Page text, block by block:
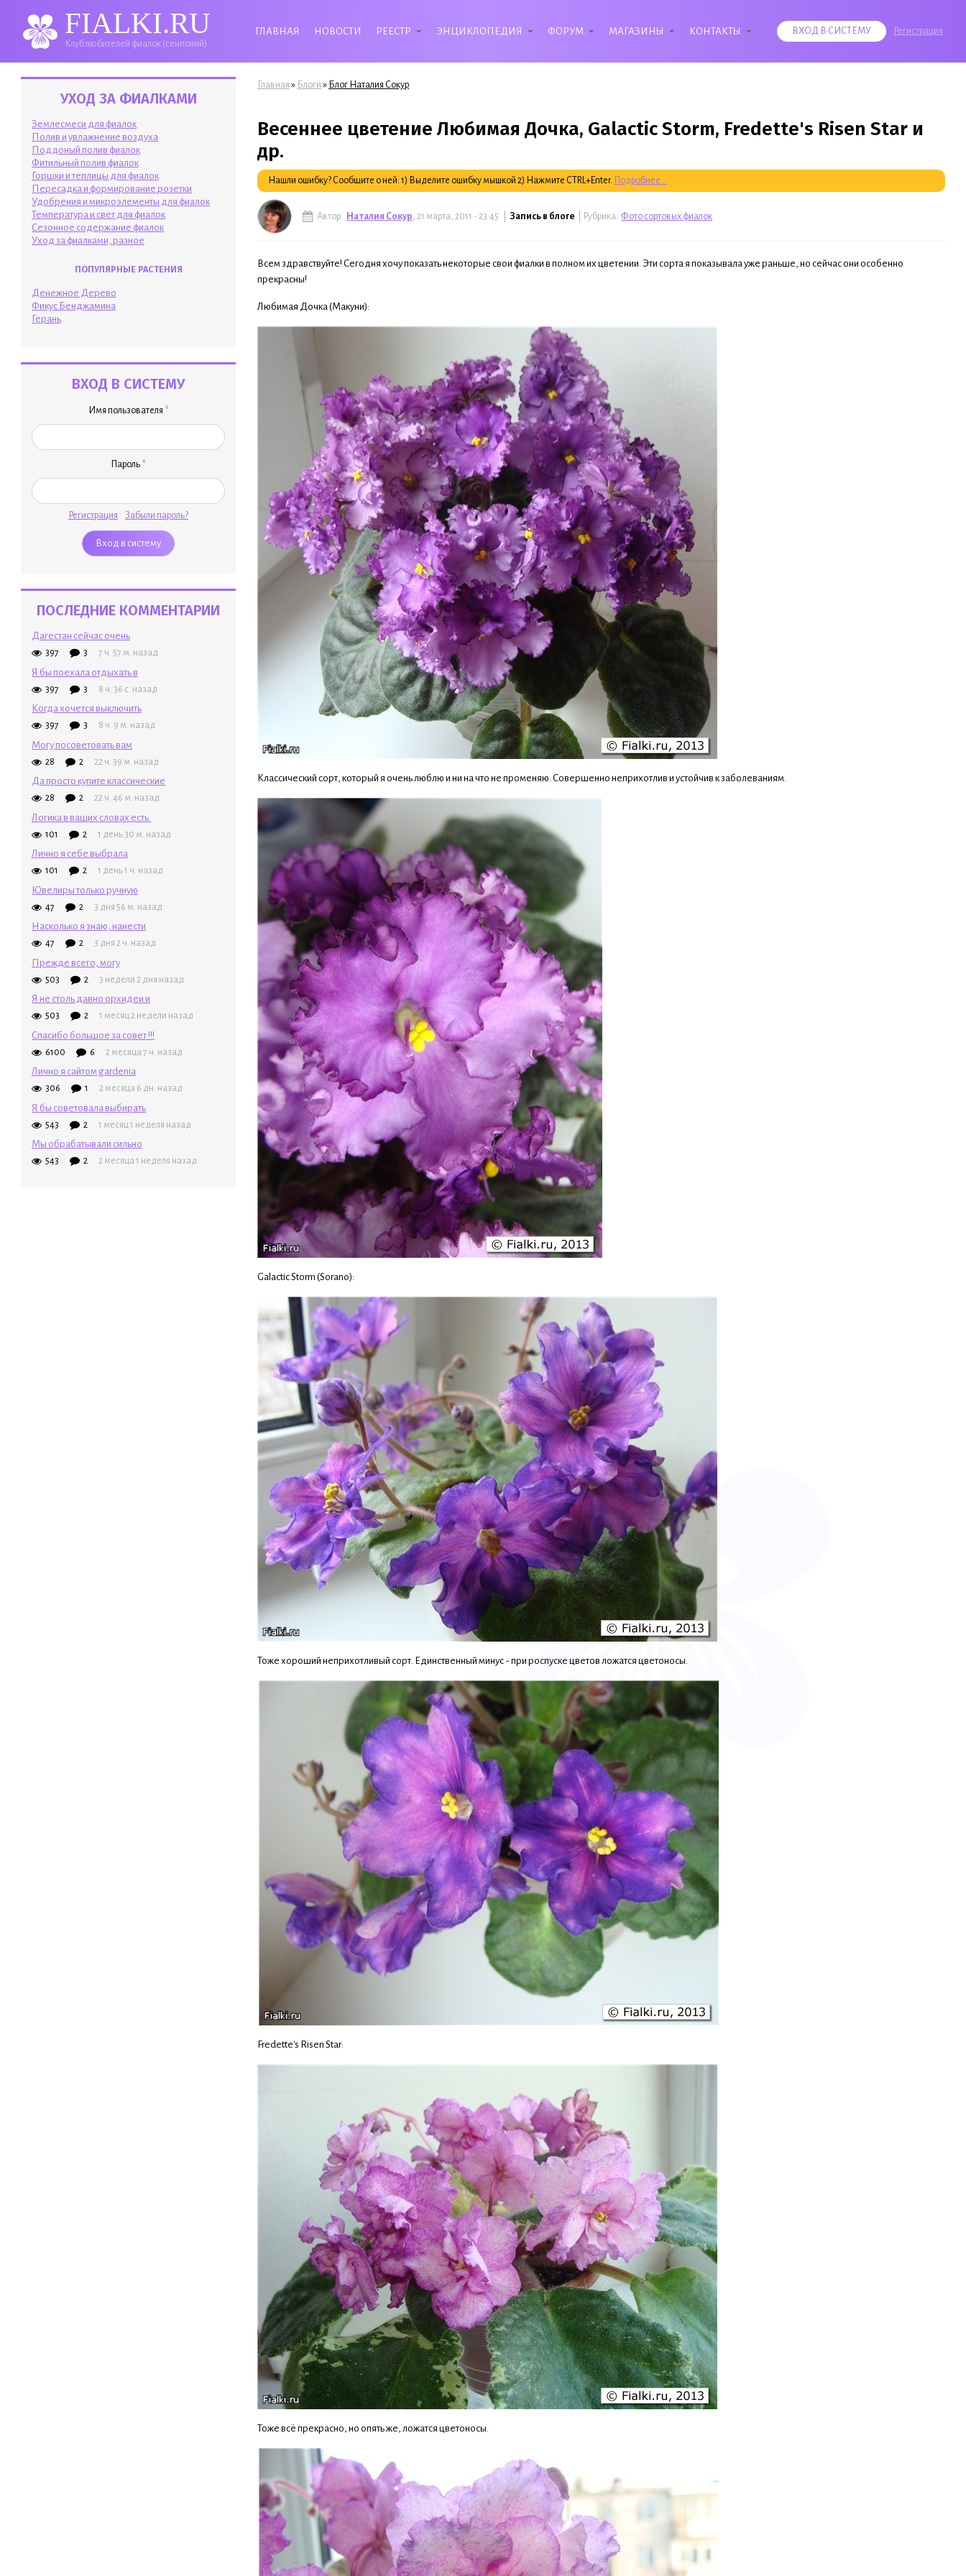
FIALKI.RU
Клуб любителей фиалок (сенполий)
ГЛАВНАЯ НОВОСТИ РЕЕСТР ЭНЦИКЛОПЕДИЯ ФОРУМ МАГАЗИНЫ КОНТАКТЫ ВХОД В СИСТЕМУ Регистрация
УХОД ЗА ФИАЛКАМИ
Землесмеси для фиалок
Полив и увлажнение воздуха
Поддоный полив фиалок
Фитильный полив фиалок
Горшки и теплицы для фиалок
Пересадка и формирование розетки
Удобрения и микроэлементы для фиалок
Температура и свет для фиалок
Сезонное содержание фиалок
Уход за фиалками, разное
ПОПУЛЯРНЫЕ РАСТЕНИЯ
Денежное Дерево
Фикус Бенджамина
Герань
ВХОД В СИСТЕМУ
Имя пользователя *
Пароль *
Регистрация Забыли пароль?
ПОСЛЕДНИЕ КОММЕНТАРИИ
Дагестан сейчас очень
397 3 7 ч. 57 м. назад
Я бы поехала отдыхать в
397 3 8 ч. 36 с. назад
Когда хочется выключить
397 3 8 ч. 9 м. назад
Могу посоветовать вам
28 2 22 ч. 39 м. назад
Да просто купите классические
28 2 22 ч. 46 м. назад
Логика в ваших словах есть.
101 2 1 день 30 м. назад
Лично я себе выбрала
101 2 1 день 1 ч. назад
Ювелиры только ручную
47 2 3 дня 56 м. назад
Насколько я знаю, нанести
47 2 3 дня 2 ч. назад
Прежде всего, могу
503 2 3 недели 2 дня назад
Я не столь давно орхидеи и
503 2 1 месяц 2 недели назад
Спасибо большое за совет !!!
6100 6 2 месяца 7 ч. назад
Лично я сайтом gardenia
306 1 2 месяца 6 дн. назад
Я бы советовала выбирать
543 2 1 месяц 1 неделя назад
Мы обрабатывали сильно
543 2 2 месяца 1 неделя назад
Вы здесь
Главная » Блоги » Блог Наталия Сокур
Весеннее цветение Любимая Дочка, Galactic Storm, Fredette's Risen Star и
др.
Нашли ошибку? Сообщите о ней: 1) Выделите ошибку мышкой 2) Нажмите CTRL+Enter. Подробнее...
Автор: Наталия Сокур , 21 марта, 2011 - 23:45 | Запись в блоге | Рубрика: Фото сортовых фиалок
Всем здравствуйте! Сегодня хочу показать некоторые свои фиалки в полном их цветении. Эти сорта я показывала уже раньше, но сейчас они особенно
прекрасны!
Любимая Дочка (Макуни):
Классический сорт, который я очень люблю и ни на что не променяю. Совершенно неприхотлив и устойчив к заболеваниям.
Galactic Storm (Sorano):
Тоже хороший неприхотливый сорт. Единственный минус - при роспуске цветов ложатся цветоносы.
Fredette's Risen Star:
Тоже всё прекрасно, но опять же, ложатся цветоносы.